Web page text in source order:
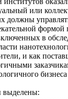
или
должны
формой
в
и как
выделены: